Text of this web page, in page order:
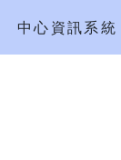
中心資訊系統